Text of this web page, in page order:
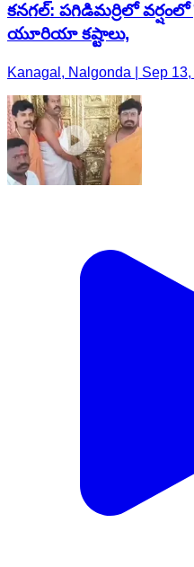
కనగల్: పగిడిమర్రిలో వర్షంలో
యూరియా కష్టాలు,
Kanagal, Nalgonda | Sep